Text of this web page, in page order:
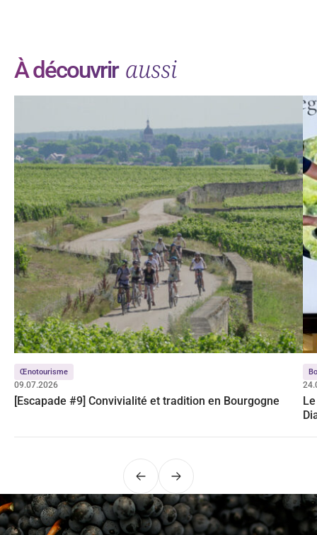
À découvrir aussi
Œnotourisme
09.07.2026
[Escapade #9] Convivialité et tradition en Bourgogne
PrécédentSuivant